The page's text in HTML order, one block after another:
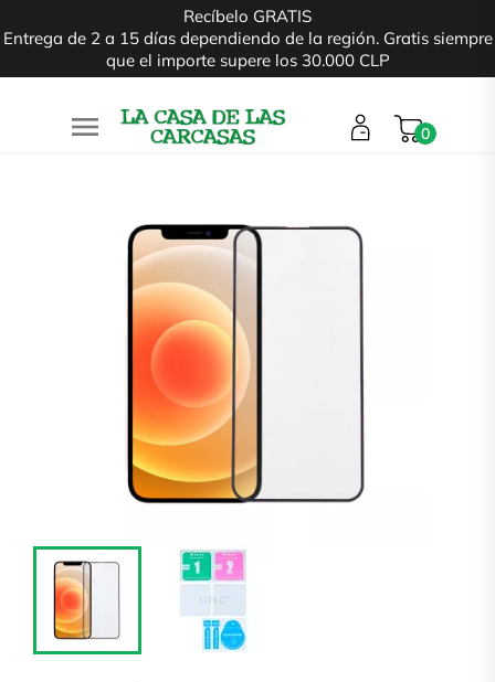
Recíbelo GRATIS
Entrega de 2 a 15 días dependiendo de la región. Gratis siempre
que el importe supere los 30.000 CLP
 0